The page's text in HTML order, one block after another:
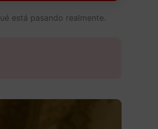
está pasando realmente.